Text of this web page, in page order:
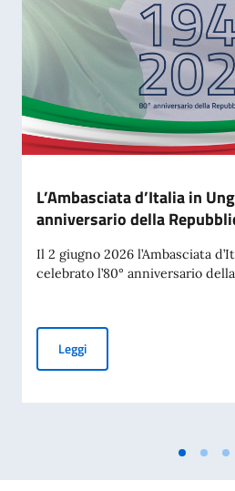
L’Ambasciata d’Italia in
anniversario della
Il 2 giugno 2026 l’Ambasciata
celebrato l’80° anniversario
LeggiL’Ambasciata d’Italia in